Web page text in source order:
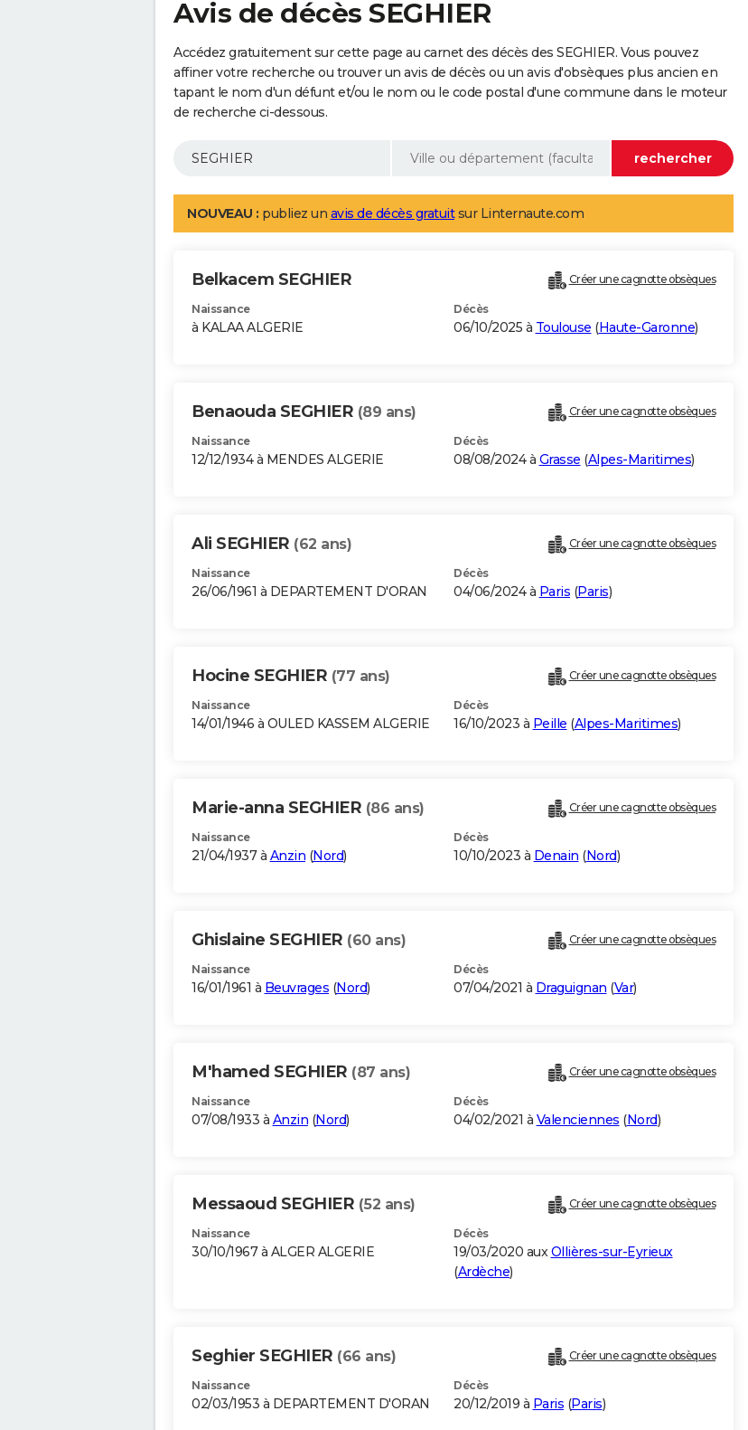
Avis de décès SEGHIER
Accédez gratuitement sur cette page au carnet des décès des SEGHIER. Vous pouvez
affiner votre recherche ou trouver un avis de décès ou un avis d'obsèques plus ancien en
tapant le nom d'un défunt et/ou le nom ou le code postal d'une commune dans le moteur
de recherche ci-dessous.
NOUVEAU : publiez un avis de décès gratuitsur Linternaute.com
Belkacem SEGHIER Créer une cagnotte obsèques
Naissance
à KALAA ALGERIE
Décès
06/10/2025 à Toulouse (Haute-Garonne)
Benaouda SEGHIER (89 ans) Créer une cagnotte obsèques
Naissance
12/12/1934 à MENDES ALGERIE
Décès
08/08/2024 à Grasse (Alpes-Maritimes)
Ali SEGHIER (62 ans) Créer une cagnotte obsèques
Naissance
26/06/1961 à DEPARTEMENT D'ORAN
Décès
04/06/2024 à Paris (Paris)
Hocine SEGHIER (77 ans) Créer une cagnotte obsèques
Naissance
14/01/1946 à OULED KASSEM ALGERIE
Décès
16/10/2023 à Peille (Alpes-Maritimes)
Marie-anna SEGHIER (86 ans) Créer une cagnotte obsèques
Naissance
21/04/1937 à Anzin (Nord)
Décès
10/10/2023 à Denain (Nord)
Ghislaine SEGHIER (60 ans) Créer une cagnotte obsèques
Naissance
16/01/1961 à Beuvrages (Nord)
Décès
07/04/2021 à Draguignan (Var)
M'hamed SEGHIER (87 ans) Créer une cagnotte obsèques
Naissance
07/08/1933 à Anzin (Nord)
Décès
04/02/2021 à Valenciennes (Nord)
Messaoud SEGHIER (52 ans) Créer une cagnotte obsèques
Naissance
30/10/1967 à ALGER ALGERIE
Décès
19/03/2020 auxOllières-sur-Eyrieux
(Ardèche)
Seghier SEGHIER (66 ans) Créer une cagnotte obsèques
Naissance
02/03/1953 à DEPARTEMENT D'ORAN
Décès
20/12/2019 à Paris (Paris)